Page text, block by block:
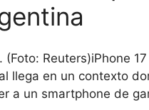
iPhone
llega en un contexto
a un smartphone de